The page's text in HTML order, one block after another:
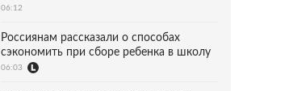
06:12
Россиянам рассказали о способах
сэкономить при сборе ребенка в школу
06:03